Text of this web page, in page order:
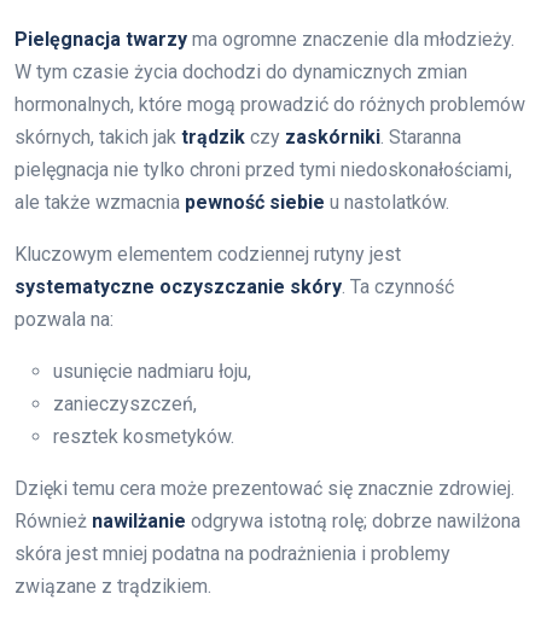
Pielęgnacja twarzy ma ogromne znaczenie dla młodzieży.
W tym czasie życia dochodzi do dynamicznych zmian
hormonalnych, które mogą prowadzić do różnych problemów
skórnych, takich jak trądzik czy zaskórniki . Staranna
pielęgnacja nie tylko chroni przed tymi niedoskonałościami,
ale także wzmacnia pewność siebie u nastolatków.
Kluczowym elementem codziennej rutyny jest
systematyczne oczyszczanie skóry . Ta czynność
pozwala na:
usunięcie nadmiaru łoju,
zanieczyszczeń,
resztek kosmetyków.
Dzięki temu cera może prezentować się znacznie zdrowiej.
Również nawilżanie odgrywa istotną rolę; dobrze nawilżona
skóra jest mniej podatna na podrażnienia i problemy
związane z trądzikiem.